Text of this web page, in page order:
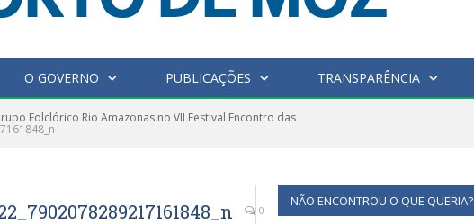
O GOVERNO PUBLICAÇÕES TRANSPARÊNCIA
Folclórico Rio Amazonas no VII Festival Encontro das
0
NÃO ENCONTROU O QUE QUERIA?